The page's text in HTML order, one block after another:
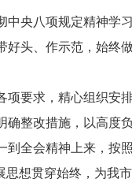
中央八项规定精神学
好头、作示范，始终
项要求，精心组织安
确整改措施，以高度
全会精神上来，按
思想贯穿始终，为我